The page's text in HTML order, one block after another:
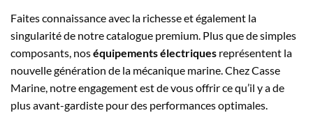
Faites connaissance avec la richesse et également la
singularité de notre catalogue premium. Plus que de simples
composants, noséquipements électriques représentent la
nouvelle génération de la mécanique marine. Chez Casse
Marine, notre engagement est de vous offrir ce qu’il y a de
plus avant-gardiste pour des performances optimales.